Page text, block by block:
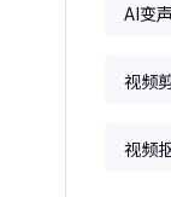
AI变
视频
视频